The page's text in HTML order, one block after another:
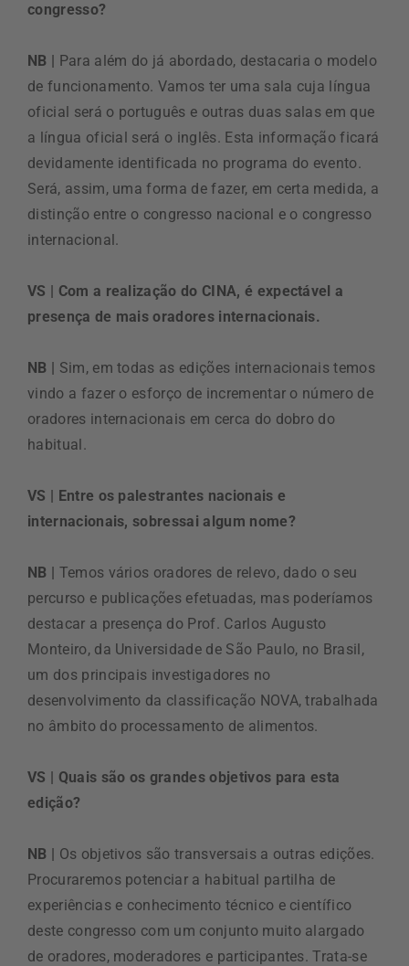
congresso?
NB | Para além do já abordado, destacaria o modelo
de funcionamento. Vamos ter uma sala cuja língua
oficial será o português e outras duas salas em que
a língua oficial será o inglês. Esta informação ficará
devidamente identificada no programa do evento.
Será, assim, uma forma de fazer, em certa medida, a
distinção entre o congresso nacional e o congresso
internacional.
VS | Com a realização do CINA, é expectável a
presença de mais oradores internacionais.
NB | Sim, em todas as edições internacionais temos
vindo a fazer o esforço de incrementar o número de
oradores internacionais em cerca do dobro do
habitual.
VS | Entre os palestrantes nacionais e
internacionais, sobressai algum nome?
NB | Temos vários oradores de relevo, dado o seu
percurso e publicações efetuadas, mas poderíamos
destacar a presença do Prof. Carlos Augusto
Monteiro, da Universidade de São Paulo, no Brasil,
um dos principais investigadores no
desenvolvimento da classificação NOVA, trabalhada
no âmbito do processamento de alimentos.
VS | Quais são os grandes objetivos para esta
edição?
NB | Os objetivos são transversais a outras edições.
Procuraremos potenciar a habitual partilha de
experiências e conhecimento técnico e científico
deste congresso com um conjunto muito alargado
de oradores, moderadores e participantes. Trata-se